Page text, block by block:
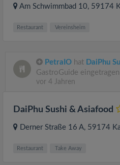
Am Schwimmbad 10, 59174
Restaurant Vereinsheim
PetraIO hat DaiPhu
GastroGuide eingetragen
vor 4 Jahren
DaiPhu Sushi & Asiafood
Derner Straße 16 A, 59174
Restaurant Take Away